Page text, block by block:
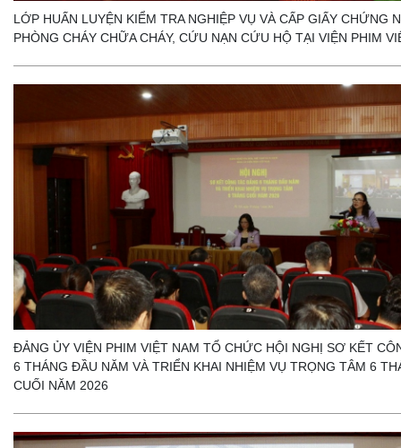
LỚP HUẤN LUYỆN KIỂM TRA NGHIỆP VỤ VÀ CẤP GIẤY CHỨNG
PHÒNG CHÁY CHỮA CHÁY, CỨU NẠN CỨU HỘ TẠI VIỆN PHIM
ĐẢNG ỦY VIỆN PHIM VIỆT NAM TỔ CHỨC HỘI NGHỊ SƠ KẾT
6 THÁNG ĐẦU NĂM VÀ TRIỂN KHAI NHIỆM VỤ TRỌNG TÂM 6
CUỐI NĂM 2026